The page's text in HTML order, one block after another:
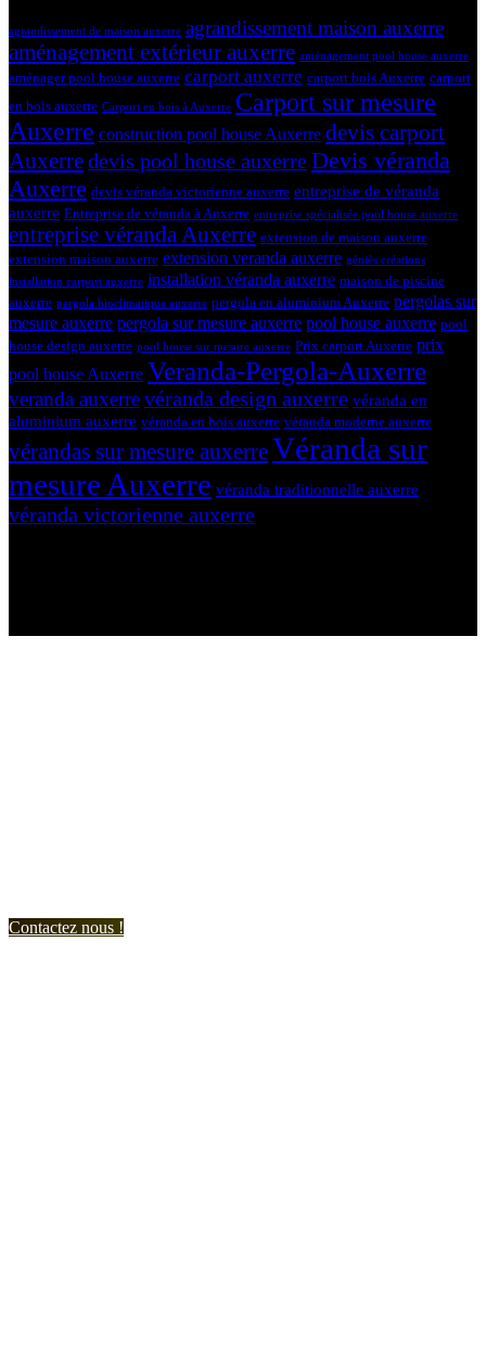
agrandissement de maison auxerre agrandissement maison auxerre
aménagement extérieur auxerre aménagement pool house auxerre
aménager pool house auxerre carport auxerre carport bois Auxerre carport
en bois auxerre Carport en bois à Auxerre Carport sur mesure
Auxerre construction pool house Auxerre devis carport
Auxerredevis pool house auxerreDevis véranda
Auxerre devis véranda victorienne auxerre entreprise de véranda
auxerre Entreprise de véranda à Auxerre entreprise spécialisée pool house auxerre
entreprise véranda Auxerre extension de maison auxerre
extension maison auxerre extension veranda auxerre géniès créations
installation carport auxerre installation véranda auxerre maison de piscine
auxerre pergola bioclimatique auxerre pergola en aluminium Auxerre pergolas sur
mesure auxerre pergola sur mesure auxerre pool house auxerre pool
house design auxerre pool house sur mesure auxerre Prix carport Auxerre prix
pool house Auxerre Veranda-Pergola-Auxerre
veranda auxerrevéranda design auxerre véranda en
aluminium auxerre véranda en bois auxerre véranda moderne auxerre
vérandas sur mesure auxerreVéranda sur
mesure Auxerre véranda traditionnelle auxerre
véranda victorienne auxerre
Contactez nous !